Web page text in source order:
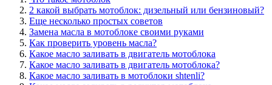
2 какой выбрать мотоблок: дизельный или бензиновый?
Еще несколько простых советов
Замена масла в мотоблоке своими руками
Как проверить уровень масла?
Какое масло заливать в двигатель мотоблока
Какое масло заливать в двигатель мотоблока?
Какое масло заливать в мотоблоки shtenli?